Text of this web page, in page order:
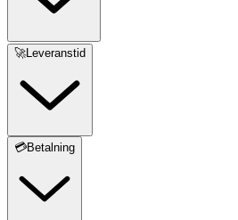
🚀Leveranstid
💳Betalning